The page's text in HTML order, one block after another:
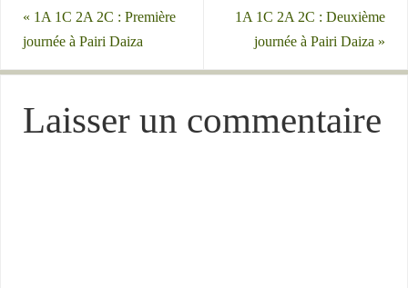
« 1A 1C 2A 2C : Première
journée à Pairi Daiza
1A 1C 2A 2C : Deuxième
journée à Pairi Daiza »
Laisser un commentaire